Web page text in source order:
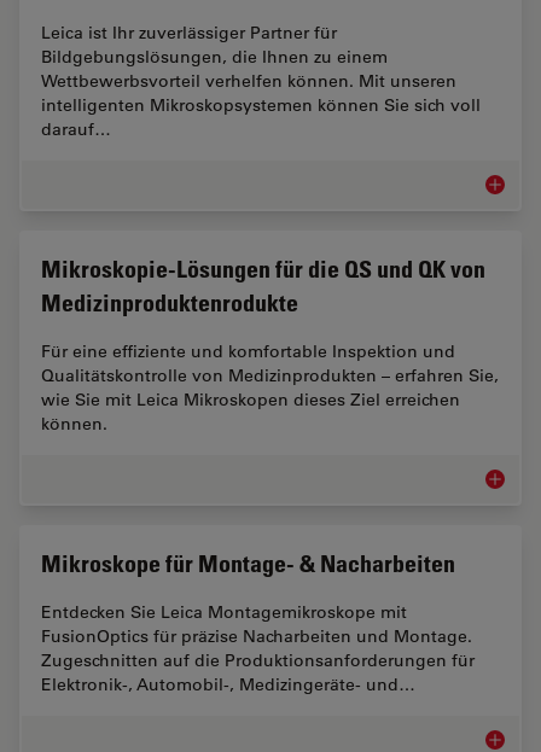
Leica ist Ihr zuverlässiger Partner für
Bildgebungslösungen, die Ihnen zu einem
Wettbewerbsvorteil verhelfen können. Mit unseren
intelligenten Mikroskopsystemen können Sie sich voll
darauf…
Mikroskopie-Lösungen für die QS und QK von
Medizinproduktenrodukte
Für eine effiziente und komfortable Inspektion und
Qualitätskontrolle von Medizinprodukten – erfahren Sie,
wie Sie mit Leica Mikroskopen dieses Ziel erreichen
können.
Mikroskope für Montage- & Nacharbeiten
Entdecken Sie Leica Montagemikroskope mit
FusionOptics für präzise Nacharbeiten und Montage.
Zugeschnitten auf die Produktionsanforderungen für
Elektronik-, Automobil-, Medizingeräte- und…